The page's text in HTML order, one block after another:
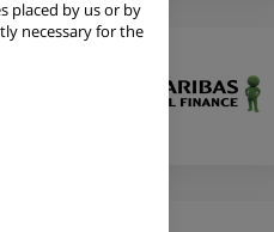
placed by us or by
necessary for the